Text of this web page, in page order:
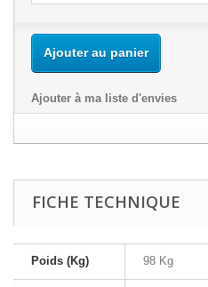
Ajouter au panier
Ajouter à ma liste d'envies
FICHE TECHNIQUE
Poids (Kg) 98 Kg